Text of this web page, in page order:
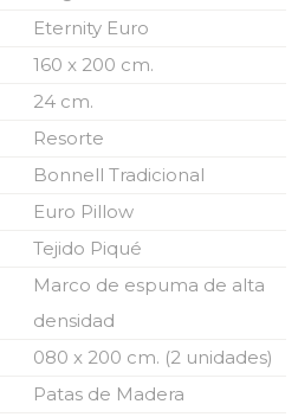
Eternity Euro
160 x 200 cm.
24 cm.
Resorte
Bonnell Tradicional
Euro Pillow
Tejido Piqué
Marco de espuma de alta
densidad
080 x 200 cm. (2 unidades)
Patas de Madera